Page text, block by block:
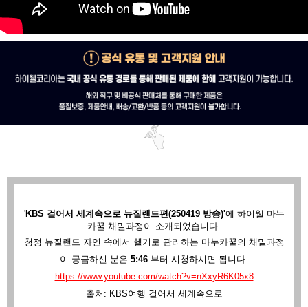
'KBS 걸어서 세계속으로 뉴질랜드편(250419 방송)'에 하이웰 마누
카꿀 채밀과정이 소개되었습니다.
청정 뉴질랜드 자연 속에서 헬기로 관리하는 마누카꿀의 채밀과정
이 궁금하신 분은 5:46 부터 시청하시면 됩니다.
https://www.youtube.com/watch?v=nXxyR6K05x8
출처: KBS여행 걸어서 세계속으로